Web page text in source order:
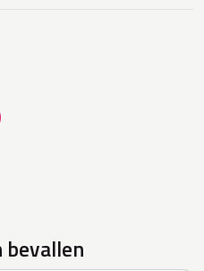
bevallen